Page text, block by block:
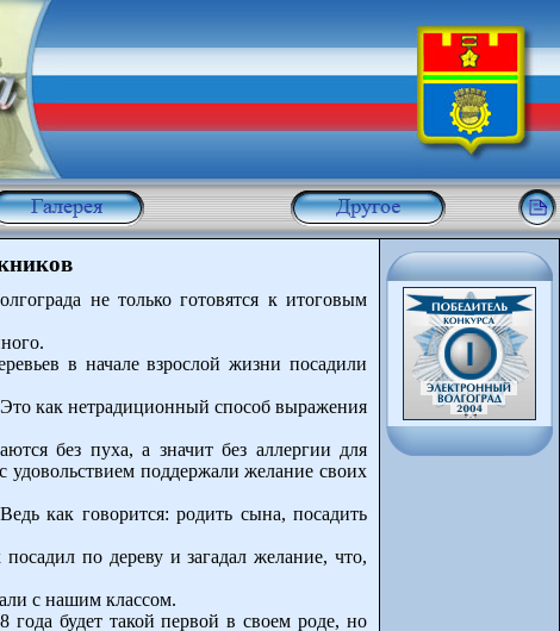
не только готовятся к итоговым
в начале взрослой жизни посадили
как нетрадиционный способ выражения
без пуха, а значит без аллергии для
поддержали желание своих
как говорится: родить сына, посадить
по дереву и загадал желание, что,
с нашим классом.
будет такой первой в своем роде, но